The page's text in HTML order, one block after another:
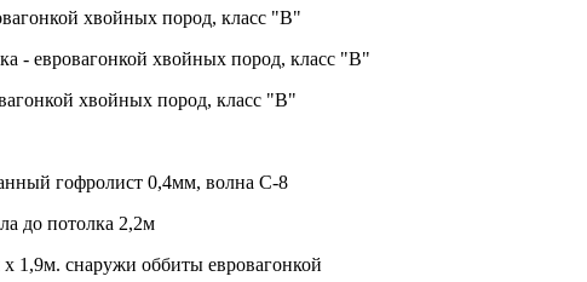
хвойных пород, класс "В"
- евровагонкой хвойных пород, класс "В"
хвойных пород, класс "В"
гофролист 0,4мм, волна С-8
до потолка 2,2м
1,9м. снаружи оббиты евровагонкой